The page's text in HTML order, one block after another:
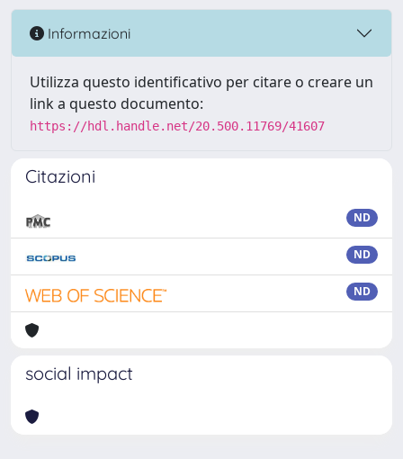
Informazioni
Utilizza questo identificativo per citare o creare un
link a questo documento:
https://hdl.handle.net/20.500.11769/41607
Citazioni
ND
ND
ND
social impact